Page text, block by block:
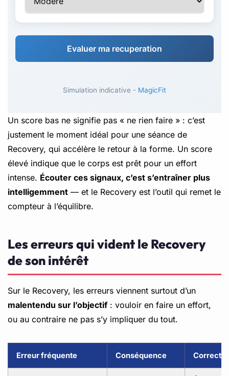
Evaluer ma recuperation
Simulation indicative - MagicFit
Un score bas ne signifie pas « ne rien faire » : c’est
justement le moment idéal pour une séance de
Recovery, qui accélère le retour à la forme. Un score
élevé indique que le corps est prêt pour un effort
intense. Écouter ces signaux, c’est s’entraîner plus
intelligemment — et le Recovery est l’outil qui remet le
compteur à l’équilibre.
Les erreurs qui vident le Recovery
de son intérêt
Sur le Recovery, les erreurs viennent surtout d’un
malentendu sur l’objectif: vouloir en faire un effort,
ou au contraire ne pas s’y impliquer du tout.
Erreur fréquente Conséquence